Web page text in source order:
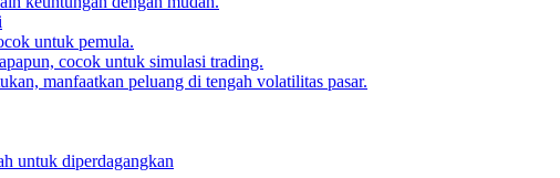
untuk pemula.
cocok untuk simulasi trading.
manfaatkan peluang di tengah volatilitas pasar.
untuk diperdagangkan